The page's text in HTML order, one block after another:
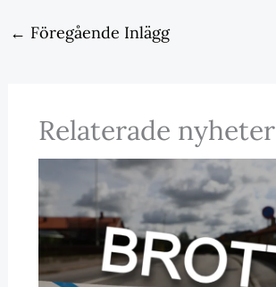
← Föregående Inlägg
Relaterade nyheter